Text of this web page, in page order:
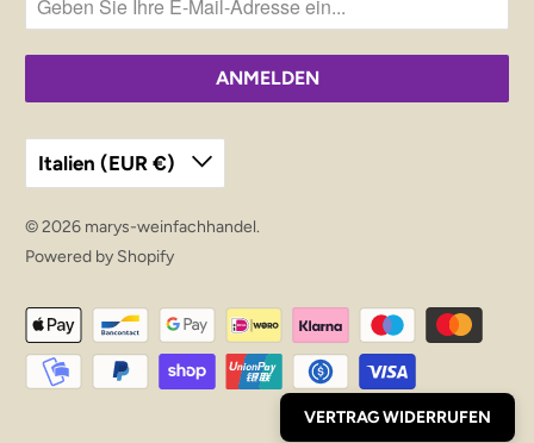
Italien (EUR €)
© 2026 marys-weinfachhandel.
Powered by Shopify
VERTRAG WIDERRUFEN